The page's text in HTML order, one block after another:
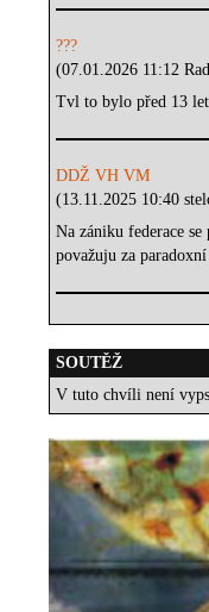
???
(07.01.2026 11:12
Tvl to bylo před 13
DDŽ VH VM
(13.11.2025 10:40
Na zániku federace
považuju za
SOUTĚŽ
V tuto chvíli není